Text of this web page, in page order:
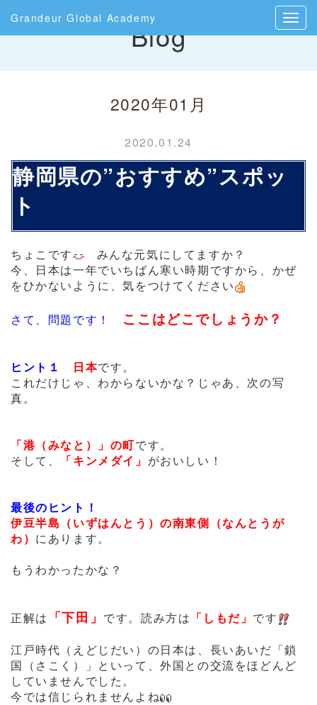
Grandeur Global AcademyBlog
2020年01月
2020.01.24
静岡県の”おすすめ”スポッ
ト
ちょこです
みんな元気にしてますか？
今、日本は一年でいちばん寒い時期ですから、かぜ
をひかないように、気をつけてください
さて、問題です！ ここはどこでしょうか？
ヒント１ 日本です。
これだけじゃ、わからないかな？じゃあ、次の写
真。
「港（みなと）」の町です。
そして、
「キンメダイ」 がおいしい！
最後のヒント！
伊豆半島（いずはんとう）の南東側（なんとうが
わ） にあります。
もうわかったかな？
正解は 「下田」 です。読み方は 「しもだ」 です
江戸時代（えどじだい）の日本は、長いあいだ「鎖
国（さこく）」といって、外国との交流をほどんど
していませんでした。
今では信じられませんよね